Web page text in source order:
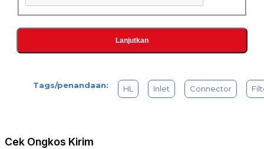
Lanjutkan
Tags/penandaan: HL Inlet Connector
Cek Ongkos Kirim